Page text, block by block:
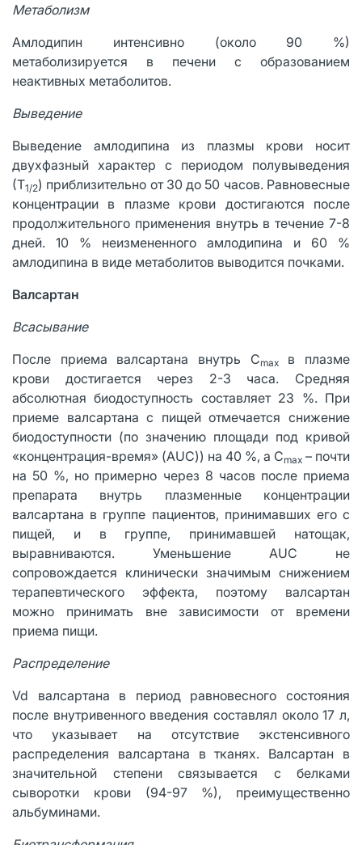
Метаболизм
Амлодипин интенсивно (около 90 %)
метаболизируется в печени с образованием
неактивных метаболитов.
Выведение
Выведение амлодипина из плазмы крови носит
двухфазный характер с периодом полувыведения
(Т1/2) приблизительно от 30 до 50 часов. Равновесные
концентрации в плазме крови достигаются после
продолжительного применения внутрь в течение 7-8
дней. 10 % неизмененного амлодипина и 60 %
амлодипина в виде метаболитов выводится почками.
Валсартан
Всасывание
После приема валсартана внутрь Сmaxв плазме
крови достигается через 2-3 часа. Средняя
абсолютная биодоступность составляет 23 %. При
приеме валсартана с пищей отмечается снижение
биодоступности (по значению площади под кривой
«концентрация-время» (AUC)) на 40 %, а Cmax – почти
на 50 %, но примерно через 8 часов после приема
препарата внутрь плазменные концентрации
валсартана в группе пациентов, принимавших его с
пищей, и в группе, принимавшей натощак,
выравниваются. Уменьшение AUC не
сопровождается клинически значимым снижением
терапевтического эффекта, поэтому валсартан
можно принимать вне зависимости от времени
приема пищи.
Распределение
Vd валсартана в период равновесного состояния
после внутривенного введения составлял около 17 л,
что указывает на отсутствие экстенсивного
распределения валсартана в тканях. Валсартан в
значительной степени связывается с белками
сыворотки крови (94-97 %), преимущественно
альбуминами.